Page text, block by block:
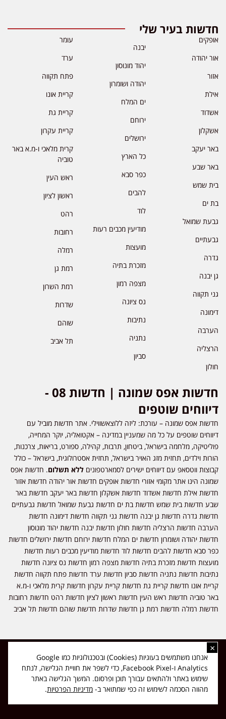
חדשות בעיר שלי
אופקים
אור יהודה
אזור
אילת
אשדוד
אשקלון
באר יעקב
באר שבע
בית שמש
בת ים
גבעת שמואל
גבעתיים
גדרה
גן יבנה
גני תקווה
דימונה
הערבה
הרצליה
חולון
יבנה
יהוד מונוסון
יהודה ושומרון
ים המלח
ירוחם
ירושלים
כל הארץ
כפר סבא
להבים
לוד
מודיעין מכבים רעות
מועצות
מזכרת בתיה
מצפה רמון
נס ציונה
נתיבות
נתניה
סביון
עומר
ערד
פתח תקווה
קריית אונו
קריית גת
קריית עקרון
קרית מלאכי ו-מ.א באר
טוביה
ראש העין
ראשון לציון
רהט
רחובות
רמלה
רמת גן
רמת השרון
שדרות
שוהם
תל אביב
חדשות אפס שמונה | חדשות 08 -
דיווחים שוטפים
חדשות אפס שמונה – עורכת: ליזה ללוצאשווילי. אתר חדשות מוביל עם
דיווחים שוטפים על כל מה שמעניין במדינה – אקטואליה, יוקר המחייה,
פוליטיקה, מלחמה בישראל, ביטחון, תרבות, קהילה, ספורט, בריאות, צרכנות,
הורות וילדים, תחזית מזג האויר בישראל, תחזית אסטרולוגית, בישראל – כולל
קבוצות ווטסאפ עם דיווחים ישירים לסמארטפונים ללא תשלום. חדשות אפס
שמונה הינו אתר מקומי אזורי חדשות אופקים חדשות אור יהודה חדשות אזור
חדשות אילת חדשות אשדוד חדשות אשקלון חדשות באר יעקב חדשות באר
שבע חדשות בית שמש חדשות בת ים חדשות גבעת שמואל חדשות גבעתיים
חדשות גדרה חדשות גן יבנה חדשות גני תקווה חדשות דימונה חדשות
הערבה חדשות הרצליה חדשות חולון חדשות יבנה חדשות יהוד מונוסון
חדשות יהודה ושומרון חדשות ים המלח חדשות ירוחם חדשות ירושלים חדשות
כפר סבא חדשות להבים חדשות לוד חדשות מודיעין מכבים רעות חדשות
מועצות חדשות מזכרת בתיה חדשות מצפה רמון חדשות נס ציונה חדשות
נתיבות חדשות נתניה חדשות סביון חדשות ערד חדשות פתח תקווה חדשות
קריית אונו חדשות קריית גת חדשות קריית עקרון חדשות קרית מלאכי ו-מ.א
באר טוביה חדשות ראש העין חדשות ראשון לציון חדשות רהט חדשות רחובות
חדשות רמלה חדשות רמת גן חדשות שדרות חדשות שוהם חדשות תל אביב
כל הזכויות שמורות ל-ליזה ללוצאשווילי - חדשות אפס שמונה - דיווחים בזמן
אמת, נוסד בשנת 2019 | טל' לפרסומים 054-9759222 מייל מערכת
news08.net@gmail.com
Made with ❤ byDIGITA
×
אנחנו משתמשים בעוגיות (Cookies) ובטכנולוגיות כמו Google
Analytics ו-Facebook Pixel, כדי לשפר את חוויית הגלישה, לנתח
שימוש באתר ולהתאים עבורך תוכן ופרסום. המשך הגלישה באתר
מהווה הסכמה לשימוש זה כפי שמתואר ב- מדיניות הפרטיות.